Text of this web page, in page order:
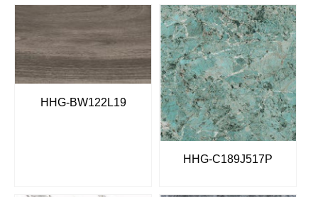
HHG-BW122L19
HHG-C189J517P